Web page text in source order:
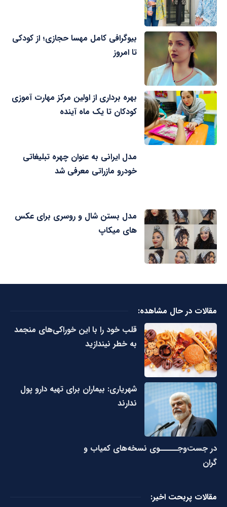
بیوگرافی کامل مهسا حجازی؛ از کودکی
تا امروز
بهره برداری از اولین مرکز مهارت آموزی
کودکان تا یک ماه آینده
مدل ایرانی به عنوان چهره تبلیغاتی
خودرو مازراتی معرفی شد
مدل بستن شال و روسری برای عکس
های میکاپ
مقالات در حال مشاهده:
قلب خود را با این خوراکی‌های منجمد
به خطر نیندازید
شهریاری: بیماران برای تهیه دارو پول
ندارند
در جست‌وجـــــوی نسخه‌های کمیاب و
گران
مقالات پربحت اخیر: